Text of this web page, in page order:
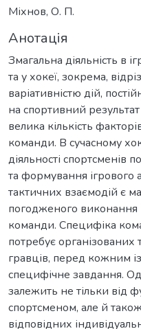
Міхнов, О. П.
Анотація
Змагальна діяльність в
та у хокеї, зокрема,
варіативністю дій,
на спортивний
велика кількість
команди. В сучасному
діяльності спортсменів
та формування ігрового
тактичних взаємодій є
погодженого виконання
команди. Специфіка
потребує організованих
гравців, перед кожним
специфічне завдання.
залежить не тільки від
спортсменом, але й
відповідних